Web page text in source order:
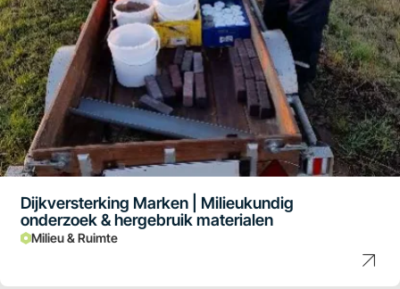
Dijkversterking Marken | Milieukundig
onderzoek & hergebruik materialen
Milieu & Ruimte